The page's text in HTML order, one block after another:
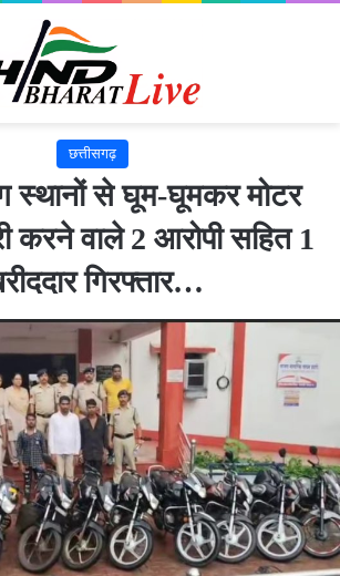
छत्तीसगढ़
से घूम-घूमकर मोटर
करने वाले 2 आरोपी सहित 1
गिरफ्तार…